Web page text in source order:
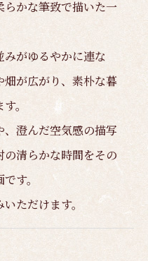
かな筆致で描いた一
がゆるやかに連な
畑が広がり、素朴な暮
。
澄んだ空気感の描写
清らかな時間をその
す。
ただけます。